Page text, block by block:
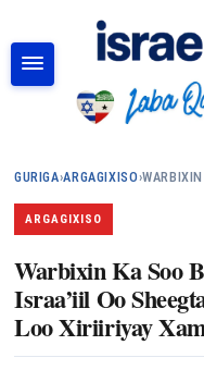
GURIGA›ARGAGIXISO›
ARGAGIXISO
Warbixin Ka Soo
Israa’iil Oo
Loo Xiriiriyay